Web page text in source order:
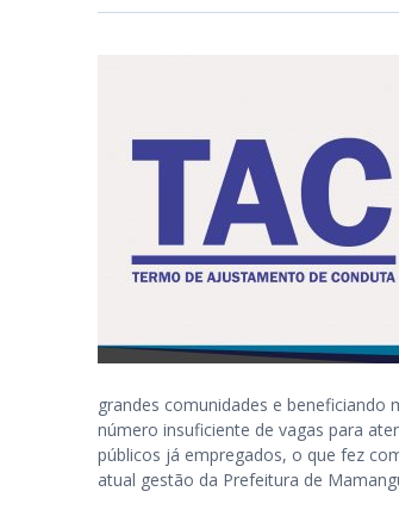
grandes comunidades e
número insuficiente de vagas para
públicos já empregados, o que fez
atual gestão da Prefeitura de